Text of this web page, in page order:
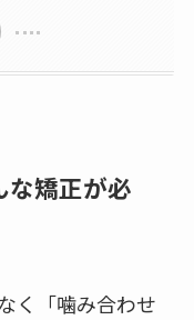
な矯正が必
く「噛み合わせ